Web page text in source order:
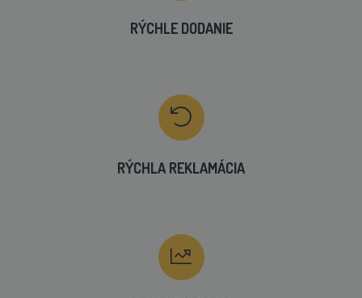
RÝCHLE DODANIE
RÝCHLA REKLAMÁCIA